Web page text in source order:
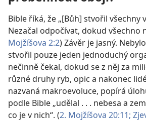
Bible říká, že „[Bůh] stvořil všechny
Nezačal odpočívat, dokud všechno
Mojžíšova 2:2) Závěr je jasný.
stvořil pouze jeden jednoduchý
nečinně čekal, dokud se z něj za
různé druhy ryb, opic a nakonec
nazvaná makroevoluce, popírá
podle Bible „udělal . . . nebesa a
co je v nich“. (2. Mojžíšova 20:11;